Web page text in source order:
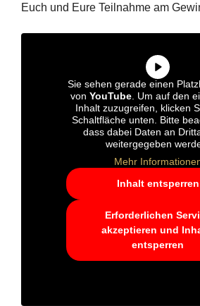
Euch und Eure Teilnahme am
Sie sehen gerade einen
von YouTube. Um auf den
Inhalt zuzugreifen, klicken
Schaltfläche unten. Bitte
dass dabei Daten an
weitergegeben
Mehr
Inhalt entsperren
Erforderlichen
akzeptieren und
entsperren